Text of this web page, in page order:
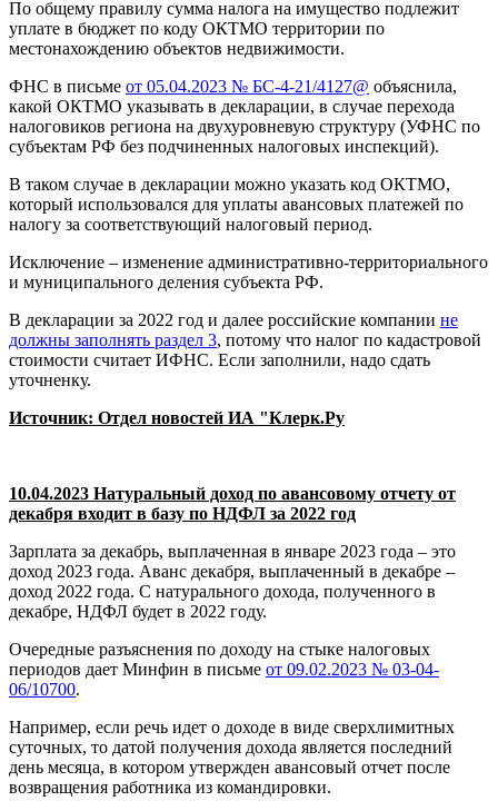
По общему правилу сумма налога на имущество подлежит
уплате в бюджет по коду ОКТМО территории по
местонахождению объектов недвижимости.
ФНС в письме от 05.04.2023 № БС-4-21/4127@ объяснила,
какой ОКТМО указывать в декларации, в случае перехода
налоговиков региона на двухуровневую структуру (УФНС по
субъектам РФ без подчиненных налоговых инспекций).
В таком случае в декларации можно указать код ОКТМО,
который использовался для уплаты авансовых платежей по
налогу за соответствующий налоговый период.
Исключение – изменение административно-территориального
и муниципального деления субъекта РФ.
В декларации за 2022 год и далее российские компании не
должны заполнять раздел 3, потому что налог по кадастровой
стоимости считает ИФНС. Если заполнили, надо сдать
уточненку.
Источник: Отдел новостей ИА "Клерк.Ру
10.04.2023 Натуральный доход по авансовому отчету от
декабря входит в базу по НДФЛ за 2022 год
Зарплата за декабрь, выплаченная в январе 2023 года – это
доход 2023 года. Аванс декабря, выплаченный в декабре –
доход 2022 года. С натурального дохода, полученного в
декабре, НДФЛ будет в 2022 году.
Очередные разъяснения по доходу на стыке налоговых
периодов дает Минфин в письме от 09.02.2023 № 03-04-
06/10700.
Например, если речь идет о доходе в виде сверхлимитных
суточных, то датой получения дохода является последний
день месяца, в котором утвержден авансовый отчет после
возвращения работника из командировки.